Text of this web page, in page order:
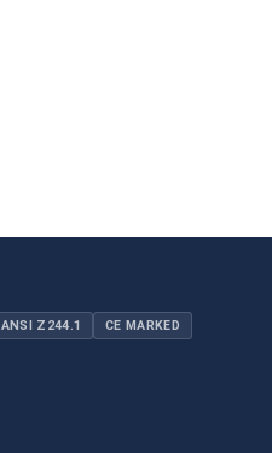
ANSI Z244.1 CE MARKED